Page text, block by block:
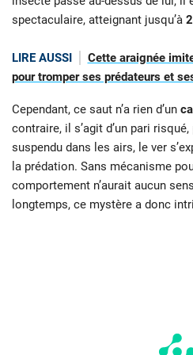
spectaculaire, atteignant jusqu’à
LIRE AUSSI
Cette araignée
pour tromper ses prédateurs et
Cependant, ce saut n’a rien d’un
contraire, il s’agit d’un pari
suspendu dans les airs, le ver
la prédation. Sans mécanisme
comportement n’aurait aucun
longtemps, ce mystère a donc